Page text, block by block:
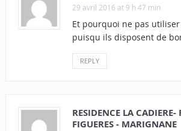
29 avril 2016 at 9 h 47 min
Et pourquoi ne pas
puisqu ils disposent de
REPLY
RESIDENCE LA CADIERE-
FIGUERES - MARIGNANE